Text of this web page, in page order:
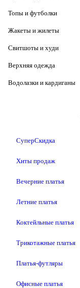
Топы и футболки
Жакеты и жилеты
Свитшоты и худи
Верхняя одежда
Водолазки и кардиганы
СуперСкидка
Хиты продаж
Вечерние платья
Летние платья
Коктейльные платья
Трикотажные платья
Платья-футляры
Офисные платья